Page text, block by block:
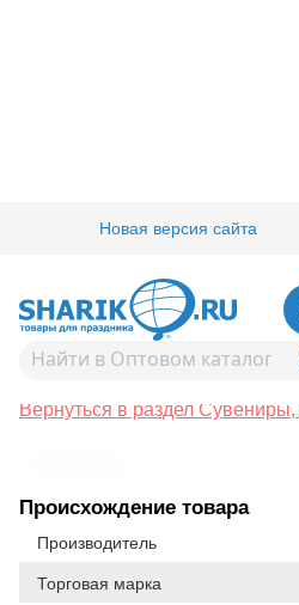
Новая версия сайта
Товары для праздника/
1507-1422Наклейка н/
Вернуться в раздел Сувениры,
Происхождение товара
Производитель
Торговая марка